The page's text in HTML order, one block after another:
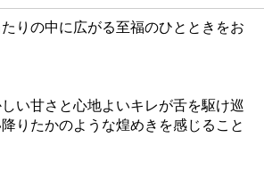
りの中に広がる至福のひとときをお
い甘さと心地よいキレが舌を駆け巡
りたかのような煌めきを感じること